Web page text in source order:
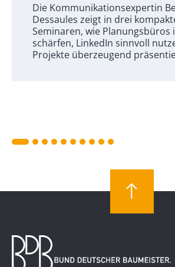
Die Kommunikationsexpertin
Dessaules zeigt in drei
Seminaren, wie Planungsbüros
schärfen, LinkedIn sinnvoll
Projekte überzeugend